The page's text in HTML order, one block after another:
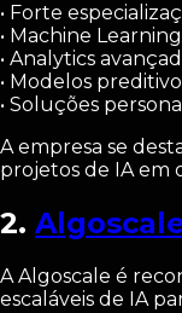
• Forte
• Machine
• Analytics
• Modelos
• Soluções
A empresa se
projetos de IA em
2.
A Algoscale é
escaláveis de IA